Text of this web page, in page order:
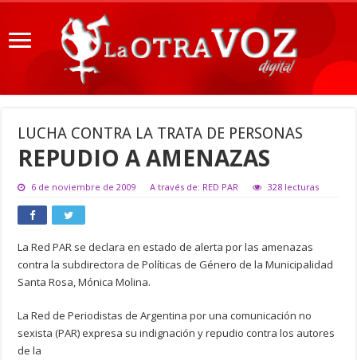
LUCHA CONTRA LA TRATA DE PERSONAS
REPUDIO A AMENAZAS
6 de noviembre de 2009 A través de: RED PAR 328 lecturas
La Red PAR se declara en estado de alerta por las amenazas
contra la subdirectora de Políticas de Género de la Municipalidad
Santa Rosa, Mónica Molina.
La Red de Periodistas de Argentina por una comunicación no
sexista (PAR) expresa su indignación y repudio contra los autores
de la